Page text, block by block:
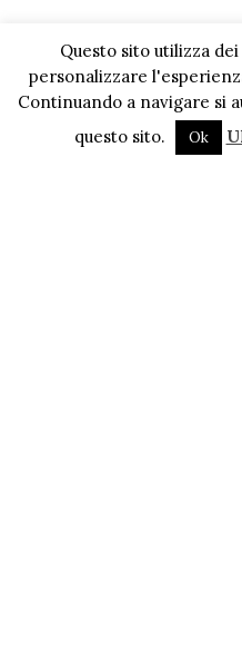
Questo sito utilizza
personalizzare
Continuando a navigare si
questo sito.
Ok